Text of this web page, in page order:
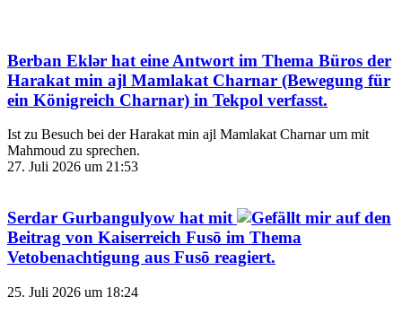
Berban Eklər hat eine Antwort im Thema Büros der
Harakat min ajl Mamlakat Charnar (Bewegung für
ein Königreich Charnar) in Tekpol verfasst.
Ist zu Besuch bei der Harakat min ajl Mamlakat Charnar um mit
Mahmoud zu sprechen.
27. Juli 2026 um 21:53
Serdar Gurbangulyow hat mit
auf den
Beitrag von Kaiserreich Fusō im Thema
Vetobenachtigung aus Fusō reagiert.
25. Juli 2026 um 18:24